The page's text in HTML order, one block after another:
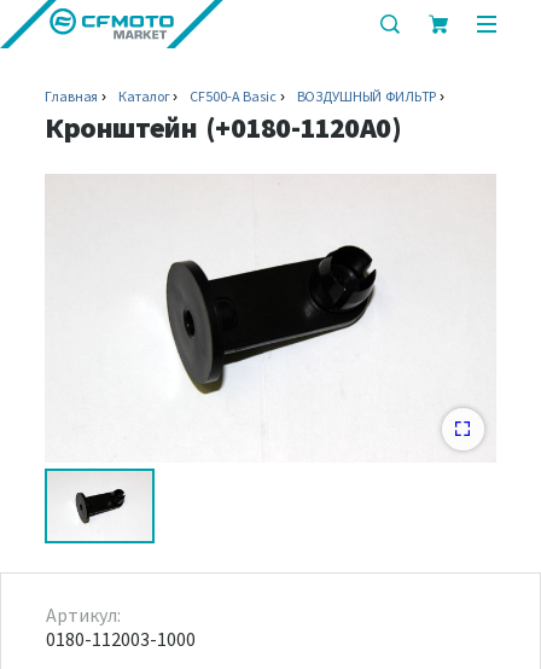
показать
строку
поиска
Главная Каталог CF500-A Basic ВОЗДУШНЫЙ ФИЛЬТР
Кронштейн (+0180-1120A0)
Артикул:
0180-112003-1000